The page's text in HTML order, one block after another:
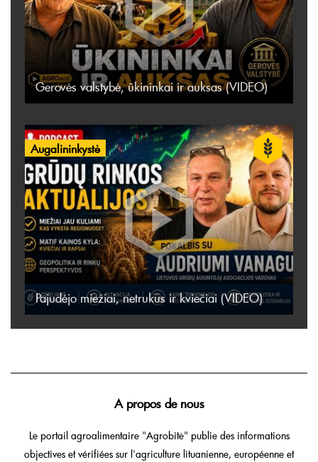
Gerovės valstybė, ūkininkai ir auksas (VIDEO)
Augalininkystė
Pajudėjo miežiai, netrukus ir kviečiai (VIDEO)
A propos de nous
Le portail agroalimentaire "Agrobitė" publie des informations
objectives et vérifiées sur l'agriculture lituanienne, européenne et